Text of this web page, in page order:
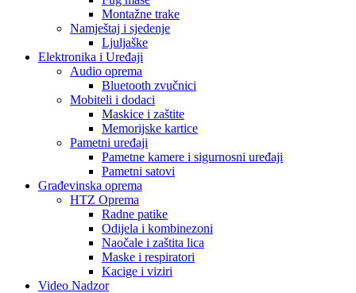
Montažne trake
Namještaj i sjedenje
Ljuljaške
Elektronika i Uređaji
Audio oprema
Bluetooth zvučnici
Mobiteli i dodaci
Maskice i zaštite
Memorijske kartice
Pametni uređaji
Pametne kamere i sigurnosni uređaji
Pametni satovi
Građevinska oprema
HTZ Oprema
Radne patike
Odijela i kombinezoni
Naočale i zaštita lica
Maske i respiratori
Kacige i viziri
Video Nadzor